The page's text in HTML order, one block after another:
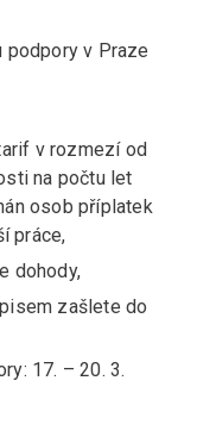
podpory v Praze
v rozmezí od
na počtu let
osob příplatek
práce,
dohody,
zašlete do
17. – 20. 3.